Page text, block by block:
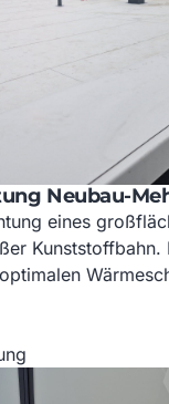
Neubau-
eines
Kunststoffbahn.